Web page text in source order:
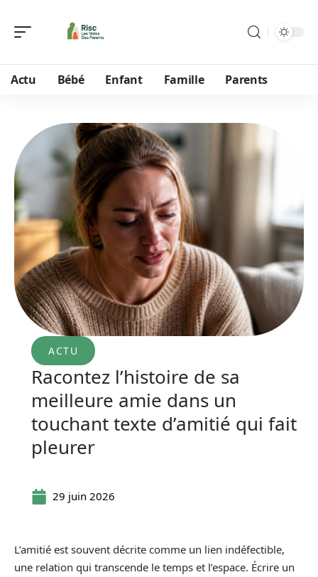
Actu Bébé Enfant Famille Parents
ACTU
Racontez l’histoire de sa
meilleure amie dans un
touchant texte d’amitié qui fait
pleurer
29 juin 2026
L’amitié est souvent décrite comme un lien indéfectible,
une relation qui transcende le temps et l’espace. Écrire un